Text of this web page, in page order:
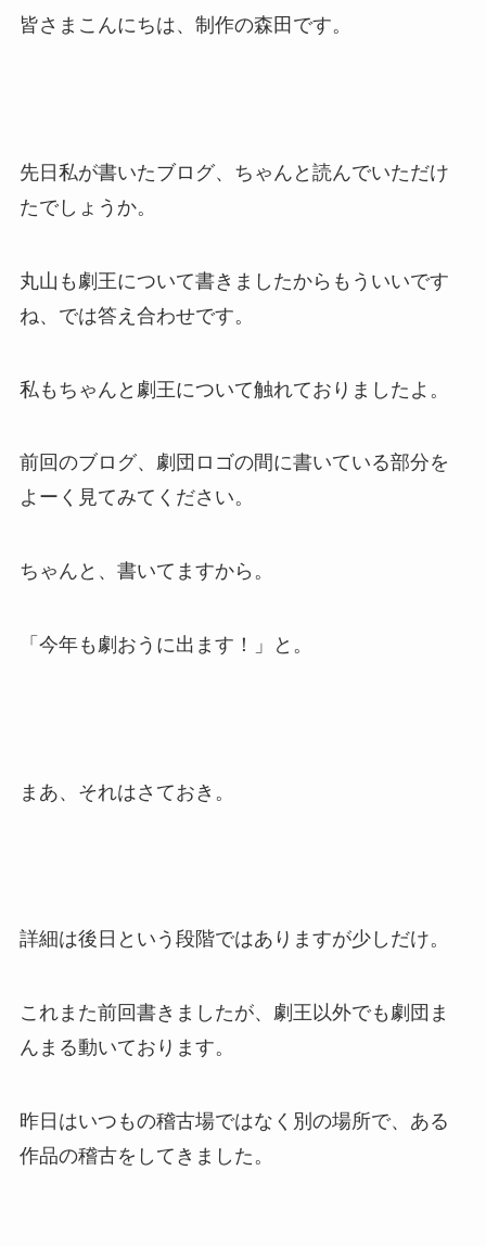
皆さまこんにちは、制作の森田です。
先日私が書いたブログ、ちゃんと読んでいただけ
たでしょうか。
丸山も劇王について書きましたからもういいです
ね、では答え合わせです。
私もちゃんと劇王について触れておりましたよ。
前回のブログ、劇団ロゴの間に書いている部分を
よーく見てみてください。
ちゃんと、書いてますから。
「今年も劇おうに出ます！」と。
まあ、それはさておき。
詳細は後日という段階ではありますが少しだけ。
これまた前回書きましたが、劇王以外でも劇団ま
んまる動いております。
昨日はいつもの稽古場ではなく別の場所で、ある
作品の稽古をしてきました。